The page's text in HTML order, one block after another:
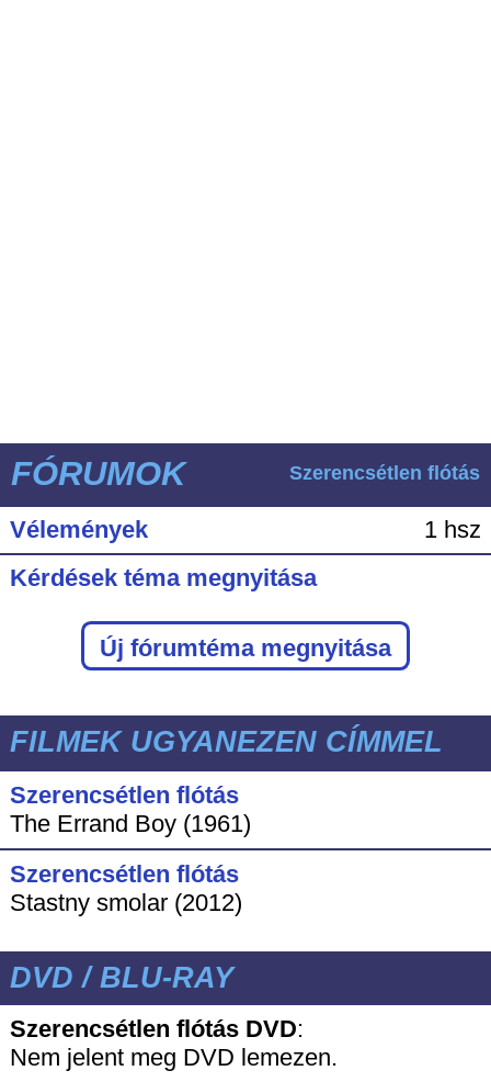
FÓRUMOK Szerencsétlen flótás
Vélemények
1 hsz
Kérdések téma megnyitása
Új fórumtéma megnyitása
FILMEK UGYANEZEN CÍMMEL
Szerencsétlen flótás
The Errand Boy (1961)
Szerencsétlen flótás
Stastny smolar (2012)
DVD / BLU-RAY
Szerencsétlen flótás DVD:
Nem jelent meg DVD lemezen.